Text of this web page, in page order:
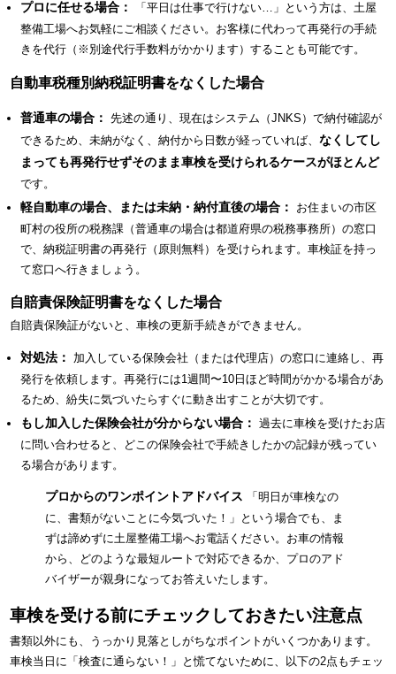
プロに任せる場合：
「平日は仕事で行けない…」という方は、土屋
整備工場へお気軽にご相談ください。お客様に代わって再発行の手続
きを代行（※別途代行手数料がかかります）することも可能です。
自動車税種別納税証明書をなくした場合
普通車の場合： 先述の通り、現在はシステム（JNKS）で納付確認が
できるため、未納がなく、納付から日数が経っていれば、なくしてし
まっても再発行せずそのまま車検を受けられるケースがほとんど
です。
軽自動車の場合、または未納・納付直後の場合：
お住まいの市区
町村の役所の税務課（普通車の場合は都道府県の税務事務所）の窓口
で、納税証明書の再発行（原則無料）を受けられます。車検証を持っ
て窓口へ行きましょう。
自賠責保険証明書をなくした場合
自賠責保険証がないと、車検の更新手続きができません。
対処法：
加入している保険会社（または代理店）の窓口に連絡し、再
発行を依頼します。再発行には1週間〜10日ほど時間がかかる場合があ
るため、紛失に気づいたらすぐに動き出すことが大切です。
もし加入した保険会社が分からない場合： 過去に車検を受けたお店
に問い合わせると、どこの保険会社で手続きしたかの記録が残ってい
る場合があります。
プロからのワンポイントアドバイス 「明日が車検なの
に、書類がないことに今気づいた！」という場合でも、ま
ずは諦めずに土屋整備工場へお電話ください。お車の情報
から、どのような最短ルートで対応できるか、プロのアド
バイザーが親身になってお答えいたします。
車検を受ける前にチェックしておきたい注意点
書類以外にも、うっかり見落としがちなポイントがいくつかあります。
車検当日に「検査に通らない！」と慌てないために、以下の2点もチェッ